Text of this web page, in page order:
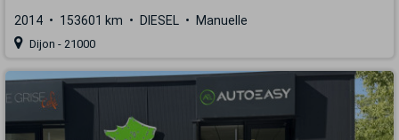
2014 153601 km DIESEL Manuelle
Dijon - 21000